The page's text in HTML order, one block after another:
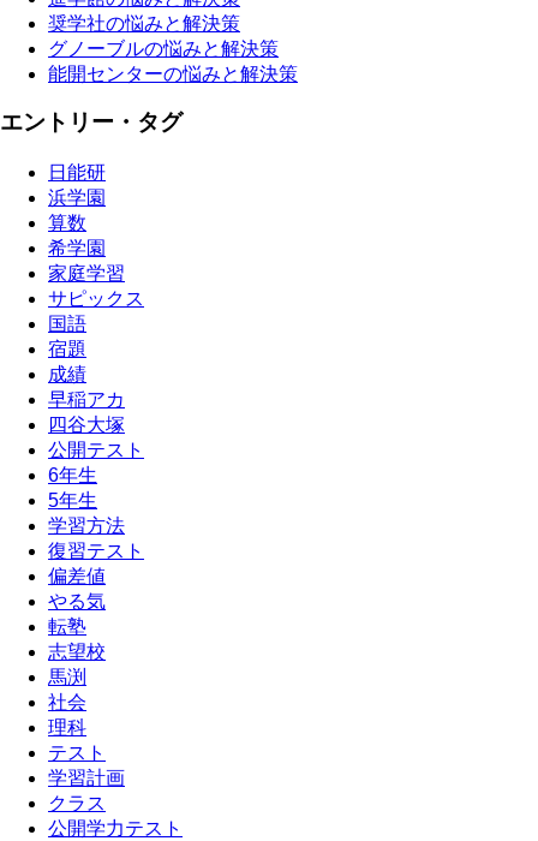
奨学社の悩みと解決策
グノーブルの悩みと解決策
能開センターの悩みと解決策
エントリー・タグ
日能研
浜学園
算数
希学園
家庭学習
サピックス
国語
宿題
成績
早稲アカ
四谷大塚
公開テスト
6年生
5年生
学習方法
復習テスト
偏差値
やる気
転塾
志望校
馬渕
社会
理科
テスト
学習計画
クラス
公開学力テスト